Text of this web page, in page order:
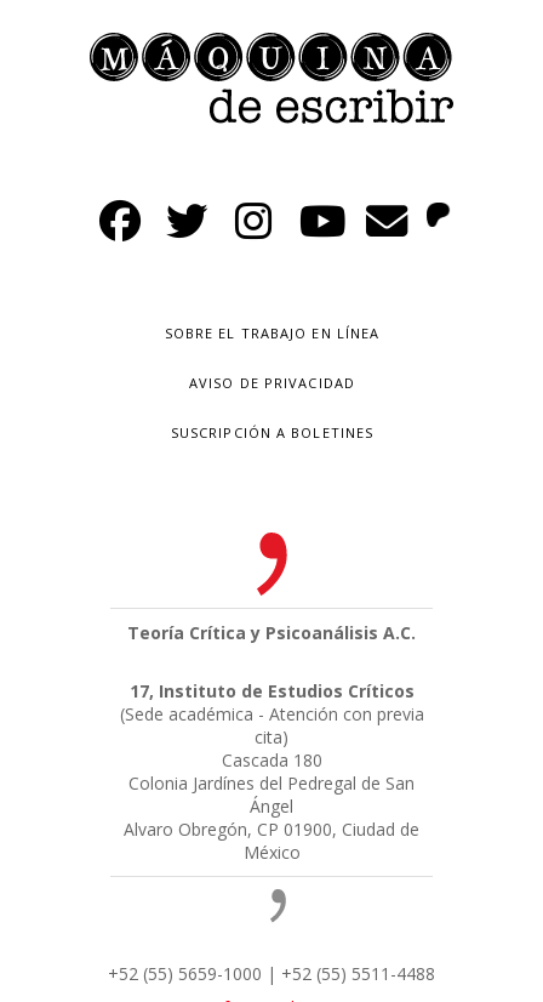
SOBRE EL TRABAJO EN LÍNEA
AVISO DE PRIVACIDAD
SUSCRIPCIÓN A BOLETINES
Teoría Crítica y Psicoanálisis A.C.
17, Instituto de Estudios Críticos
(Sede académica - Atención con previa
cita)
Cascada 180
Colonia Jardínes del Pedregal de San
Ángel
Alvaro Obregón, CP 01900, Ciudad de
México
+52 (55) 5659-1000 | +52 (55) 5511-4488